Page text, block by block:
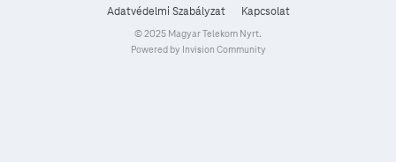
Adatvédelmi Szabályzat Kapcsolat
© 2025 Magyar Telekom Nyrt.
Powered by Invision Community